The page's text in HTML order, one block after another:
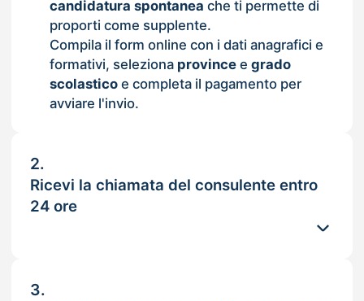
candidatura spontanea che ti permette di
proporti come supplente.
Compila il form online con i dati anagrafici e
formativi, seleziona provincee grado
scolasticoe completa il pagamento per
avviare l'invio.
2.
Ricevi la chiamata del consulente entro
24 ore
3.